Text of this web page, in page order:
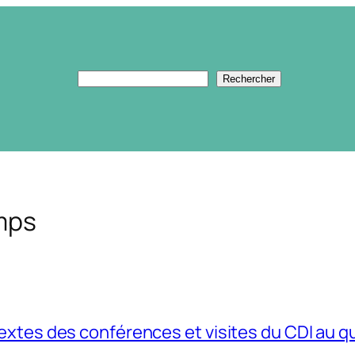
Rechercher Rechercher
Textes des conférences et visites du CDI au